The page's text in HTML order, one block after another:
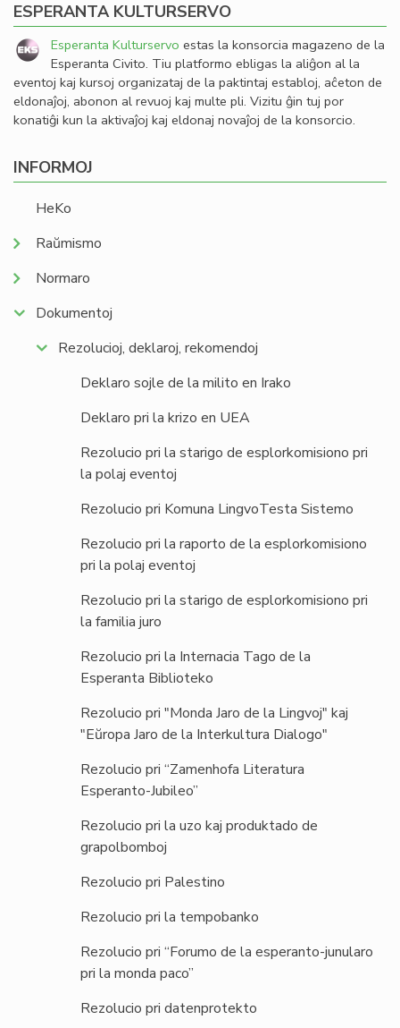
ESPERANTA KULTURSERVO
Esperanta Kulturservo estas la konsorcia magazeno de la
Esperanta Civito. Tiu platformo ebligas la aliĝon al la
eventoj kaj kursoj organizataj de la paktintaj establoj, aĉeton de
eldonaĵoj, abonon al revuoj kaj multe pli. Vizitu ĝin tuj por
konatiĝi kun la aktivaĵoj kaj eldonaj novaĵoj de la konsorcio.
INFORMOJ
HeKo
Raŭmismo
Normaro
Dokumentoj
Rezolucioj, deklaroj, rekomendoj
Deklaro sojle de la milito en Irako
Deklaro pri la krizo en UEA
Rezolucio pri la starigo de esplorkomisiono pri
la polaj eventoj
Rezolucio pri Komuna LingvoTesta Sistemo
Rezolucio pri la raporto de la esplorkomisiono
pri la polaj eventoj
Rezolucio pri la starigo de esplorkomisiono pri
la familia juro
Rezolucio pri la Internacia Tago de la
Esperanta Biblioteko
Rezolucio pri "Monda Jaro de la Lingvoj" kaj
"Eŭropa Jaro de la Interkultura Dialogo"
Rezolucio pri “Zamenhofa Literatura
Esperanto-Jubileo”
Rezolucio pri la uzo kaj produktado de
grapolbomboj
Rezolucio pri Palestino
Rezolucio pri la tempobanko
Rezolucio pri “Forumo de la esperanto-junularo
pri la monda paco”
Rezolucio pri datenprotekto